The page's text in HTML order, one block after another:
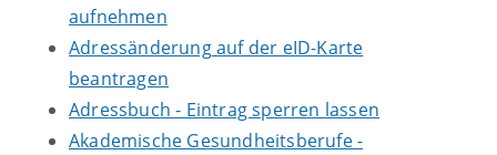
aufnehmen
Adressänderung auf der eID-Karte
beantragen
Adressbuch - Eintrag sperren lassen
Akademische Gesundheitsberufe -